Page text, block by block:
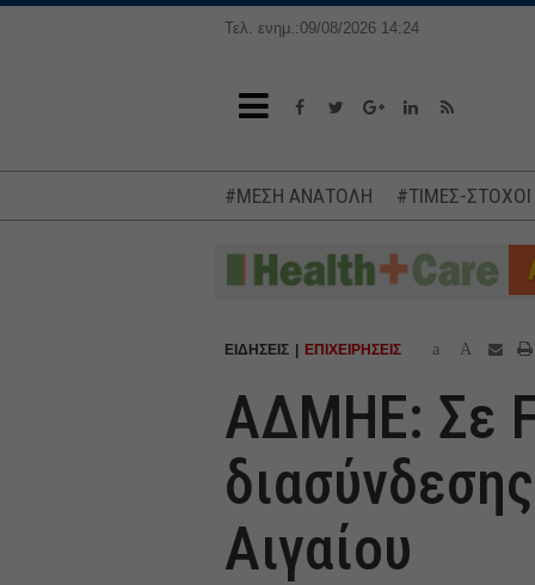
Τελ. ενημ.:09/08/2026 14:24
#ΜΕΣΗ ΑΝΑΤΟΛΗ #ΤΙΜΕΣ-
ΕΙΔΗΣΕΙΣ ΕΠΙΧΕΙΡΗΣΕΙΣ a A
ΑΔΜΗΕ: Σε
Αιγαίου